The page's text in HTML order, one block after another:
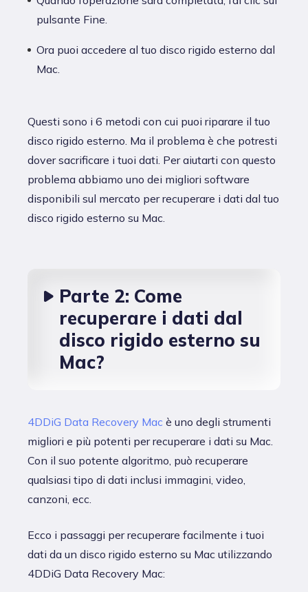
pulsante Fine.
Ora puoi accedere al tuo disco rigido esterno dal
Mac.
Questi sono i 6 metodi con cui puoi riparare il tuo
disco rigido esterno. Ma il problema è che potresti
dover sacrificare i tuoi dati. Per aiutarti con questo
problema abbiamo uno dei migliori software
disponibili sul mercato per recuperare i dati dal tuo
disco rigido esterno su Mac.
Parte 2: Come
recuperare i dati dal
disco rigido esterno su
Mac?
4DDiG Data Recovery Mac è uno degli strumenti
migliori e più potenti per recuperare i dati su Mac.
Con il suo potente algoritmo, può recuperare
qualsiasi tipo di dati inclusi immagini, video,
canzoni, ecc.
Ecco i passaggi per recuperare facilmente i tuoi
dati da un disco rigido esterno su Mac utilizzando
4DDiG Data Recovery Mac: